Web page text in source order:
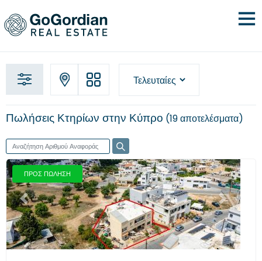
Πωλήσεις Κτηρίων στην Κύπρο 19 αποτελέσματα
ΠΡΟΣ ΠΩΛΗΣΗ
Προηγούμενο Επόμενο